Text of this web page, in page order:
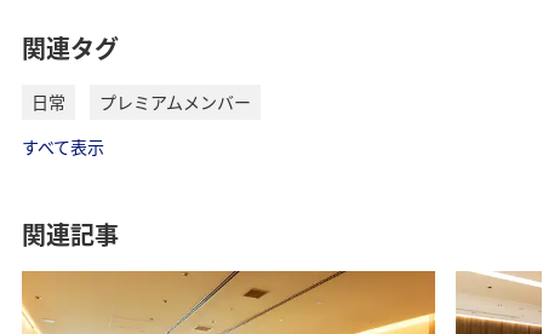
関連タグ
日常
プレミアムメンバー
すべて表示
関連記事